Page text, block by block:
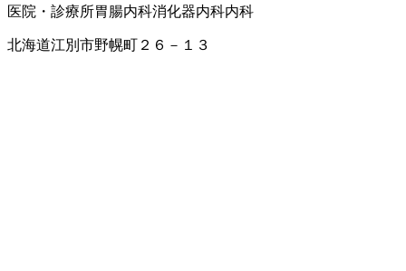
医院・診療所胃腸内科消化器内科内科
北海道江別市野幌町２６－１３